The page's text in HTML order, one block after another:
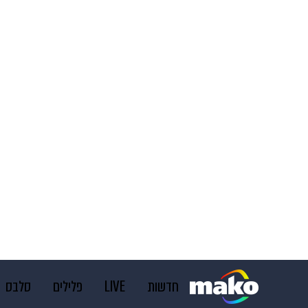
חדשות LIVE פלילים סלבס